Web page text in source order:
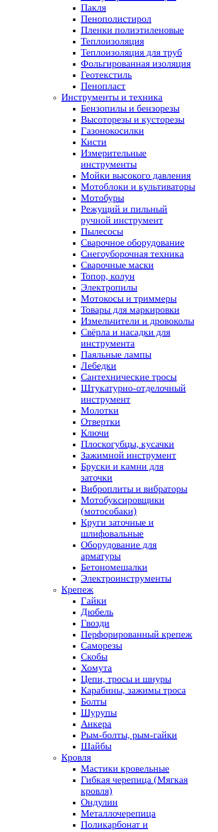
Пакля
Пенополистирол
Пленки полиэтиленовые
Теплоизоляция
Теплоизоляция для труб
Фольгированная изоляция
Геотекстиль
Пенопласт
Инструменты и техника
Бензопилы и бензорезы
Высоторезы и кусторезы
Газонокосилки
Кисти
Измерительные
инструменты
Мойки высокого давления
Мотоблоки и культиваторы
Мотобуры
Режущий и пильный
ручной инструмент
Пылесосы
Сварочное оборудование
Снегоуборочная техника
Сварочные маски
Топор, колун
Электропилы
Мотокосы и триммеры
Товары для маркировки
Измельчители и дровоколы
Свёрла и насадки для
инструмента
Паяльные лампы
Лебедки
Сантехнические тросы
Штукатурно-отделочный
инструмент
Молотки
Отвертки
Ключи
Плоскогубцы, кусачки
Зажимной инструмент
Бруски и камни для
заточки
Виброплиты и вибраторы
Мотобуксировщики
(мотособаки)
Круги заточные и
шлифовальные
Оборудование для
арматуры
Бетономешалки
Электроинструменты
Крепеж
Гайки
Дюбель
Гвозди
Перфорированный крепеж
Саморезы
Скобы
Хомута
Цепи, тросы и шнуры
Карабины, зажимы троса
Болты
Шурупы
Анкера
Рым-болты, рым-гайки
Шайбы
Кровля
Мастики кровельные
Гибкая черепица (Мягкая
кровля)
Ондулин
Металлочерепица
Поликарбонат и